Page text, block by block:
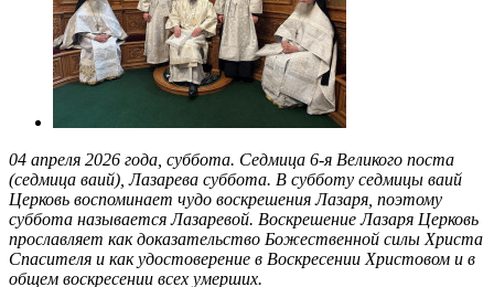
04 апреля 2026 года, суббота. Седмица 6-я Великого поста
(седмица ваий), Лазарева суббота. В субботу седмицы ваий
Церковь воспоминает чудо воскрешения Лазаря, поэтому
суббота называется Лазаревой. Воскрешение Лазаря Церковь
прославляет как доказательство Божественной силы Христа
Спасителя и как удостоверение в Воскресении Христовом и в
общем воскресении всех умерших.